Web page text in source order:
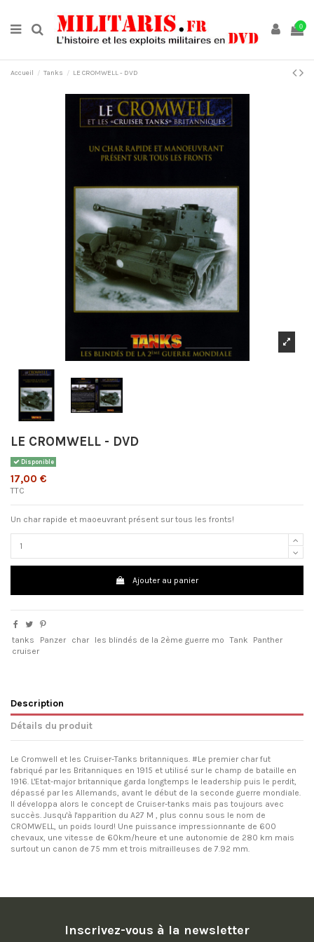
0
Accueil Tanks LE CROMWELL - DVD
LE CROMWELL - DVD
Disponible
17,00 €
TTC
Un char rapide et maoeuvrant présent sur tous les fronts!
Ajouter au panier
tanks Panzer char les blindés de la 2ème guerre mo Tank
Panther
cruiser
Description
Détails du produit
Le Cromwell et les Cruiser-Tanks britanniques. #Le premier char fut
fabriqué par les Britanniques en 1915 et utilisé sur le champ de bataille en
1916. L'Etat-major britannique garda longtemps le leadership puis le perdit,
dépassé par les Allemands, avant le début de la seconde guerre mondiale.
Il développa alors le concept de Cruiser-tanks mais pas toujours avec
succès. Jusqu'à l'apparition du A27 M , plus connu sous le nom de
CROMWELL, un poids lourd! Une puissance impressionnante de 600
chevaux, une vitesse de 60km/heure et une autonomie de 280 km mais
surtout un canon de 75 mm et trois mitrailleuses de 7.92 mm.
Inscrivez-vous à la newsletter